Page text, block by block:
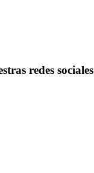
redes sociales